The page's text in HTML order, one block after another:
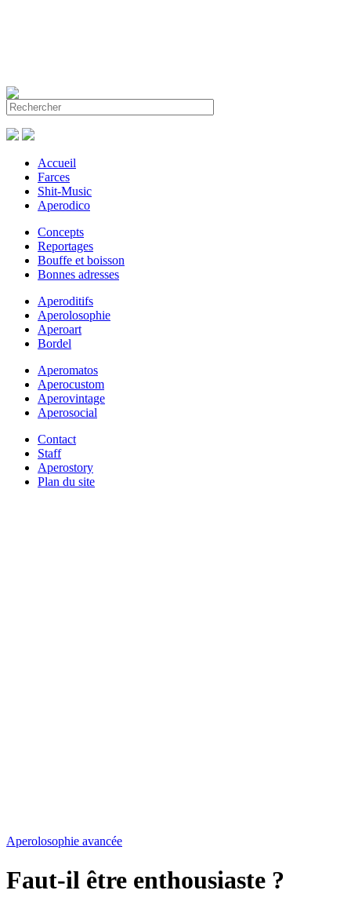
Accueil
Farces
Shit-Music
Aperodico
Concepts
Reportages
Bouffe et boisson
Bonnes adresses
Aperoditifs
Aperolosophie
Aperoart
Bordel
Aperomatos
Aperocustom
Aperovintage
Aperosocial
Contact
Staff
Aperostory
Plan du site
Aperolosophie avancée
Faut-il être enthousiaste ?